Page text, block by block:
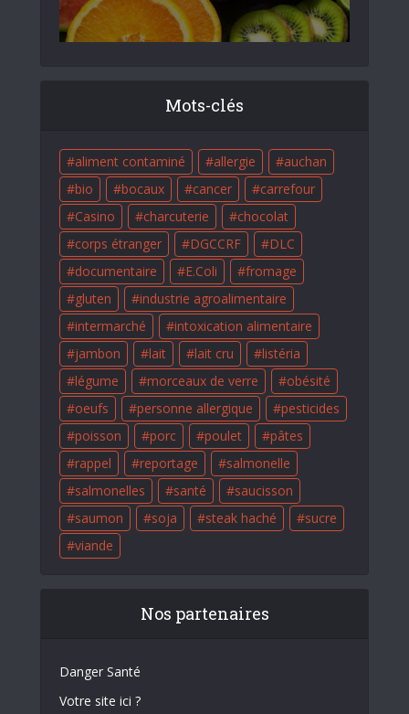
Mots-clés
aliment contaminé allergie
auchan
bio
bocaux cancer
carrefour
Casino
charcuterie
chocolat
corps étranger
DGCCRF
DLC
documentaire
E.Coli
fromage
gluten
industrie agroalimentaire
intermarché
intoxication alimentaire
jambon
lait lait cru
listéria
légume
morceaux de verre
obésité
oeufs
personne allergique
pesticides
poisson
porc poulet
pâtes
rappel
reportage
salmonelle
salmonelles
santé
saucisson
saumon
soja steak haché
sucre
viande
Nos partenaires
Danger Santé
Votre site ici ?